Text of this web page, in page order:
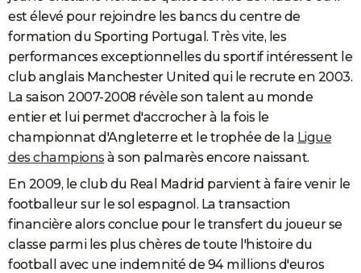
est élevé pour rejoindre les bancs du centre de
formation du Sporting Portugal. Très vite, les
performances exceptionnelles du sportif intéressent le
club anglais Manchester United qui le recrute en 2003.
La saison 2007-2008 révèle son talent au monde
entier et lui permet d'accrocher à la fois le
championnat d'Angleterre et le trophée de la Ligue
des champions à son palmarès encore naissant.
En 2009, le club du Real Madrid parvient à faire venir le
footballeur sur le sol espagnol. La transaction
financière alors conclue pour le transfert du joueur se
classe parmi les plus chères de toute l'histoire du
football avec une indemnité de 94 millions d'euros